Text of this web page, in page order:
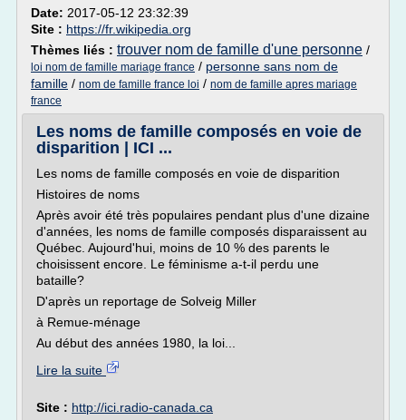
Date: 2017-05-12 23:32:39
Site : https://fr.wikipedia.org
Thèmes liés : trouver nom de famille d'une personne /
loi nom de famille mariage france / personne sans nom de
famille / nom de famille france loi / nom de famille apres mariage
france
Les noms de famille composés en voie de
disparition | ICI ...
Les noms de famille composés en voie de disparition
Histoires de noms
Après avoir été très populaires pendant plus d'une dizaine
d'années, les noms de famille composés disparaissent au
Québec. Aujourd'hui, moins de 10 % des parents le
choisissent encore. Le féminisme a-t-il perdu une
bataille?
D'après un reportage de Solveig Miller
à Remue-ménage
Au début des années 1980, la loi...
Lire la suite
Site : http://ici.radio-canada.ca